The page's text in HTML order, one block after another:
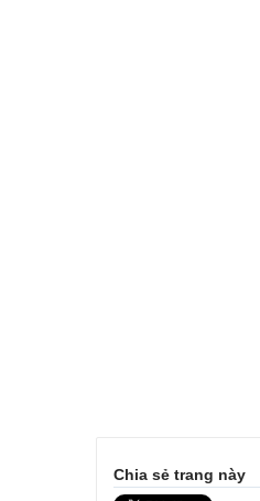
Chia sẻ trang này